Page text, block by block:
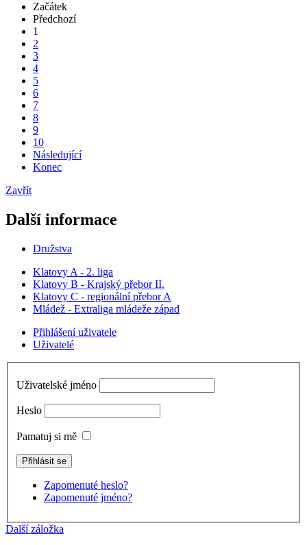
Začátek
Předchozí
1
2
3
4
5
6
7
8
9
10
Následující
Konec
Zavřít
Další informace
Družstva
Klatovy A - 2. liga
Klatovy B - Krajský přebor II.
Klatovy C - regionální přebor A
Mládež - Extraliga mládeže západ
Přihlášení uživatele
Uživatelé
Uživatelské jméno
Heslo
Pamatuj si mě
Zapomenuté heslo?
Zapomenuté jméno?
Další záložka